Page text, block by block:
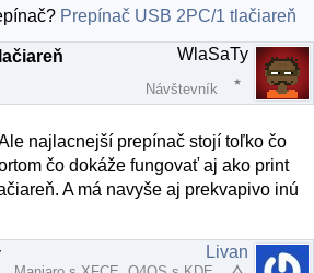
Prepínač USB 2PC/1 tlačiareň
WlaSaTy
Návštevník
najlacnejší prepínač stojí toľko čo
čo dokáže fungovať aj ako print
A má navyše aj prekvapivo inú
Livan